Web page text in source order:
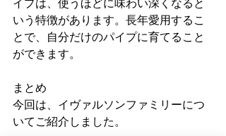
イプは、使うほどに味わい深くなると
いう特徴があります。長年愛用するこ
とで、自分だけのパイプに育てること
ができます。
まとめ
今回は、イヴァルソンファミリーにつ
いてご紹介しました。